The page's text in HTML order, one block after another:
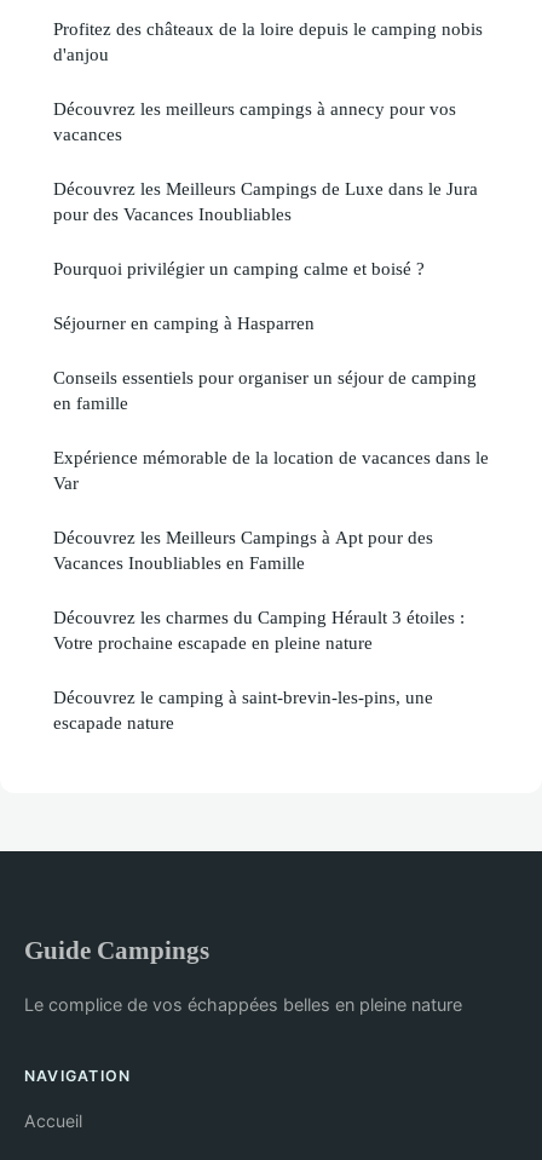
Profitez des châteaux de la loire depuis le camping nobis
d'anjou
Découvrez les meilleurs campings à annecy pour vos
vacances
Découvrez les Meilleurs Campings de Luxe dans le Jura
pour des Vacances Inoubliables
Pourquoi privilégier un camping calme et boisé ?
Séjourner en camping à Hasparren
Conseils essentiels pour organiser un séjour de camping
en famille
Expérience mémorable de la location de vacances dans le
Var
Découvrez les Meilleurs Campings à Apt pour des
Vacances Inoubliables en Famille
Découvrez les charmes du Camping Hérault 3 étoiles :
Votre prochaine escapade en pleine nature
Découvrez le camping à saint-brevin-les-pins, une
escapade nature
Guide Campings
Le complice de vos échappées belles en pleine nature
NAVIGATION
Accueil